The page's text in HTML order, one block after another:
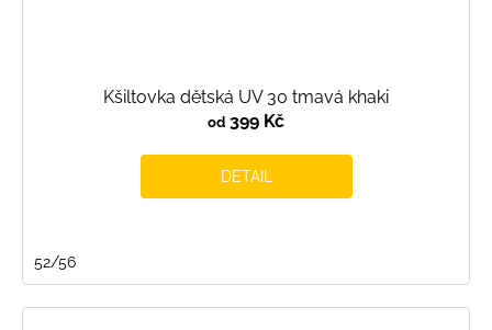
Kšiltovka dětská UV 30 tmavá khaki
od 399 Kč
DETAIL
52/56